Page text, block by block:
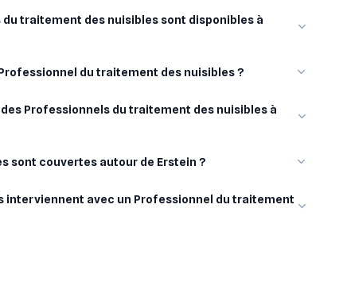
traitement des nuisibles sont disponibles à
du traitement des nuisibles ?
Professionnels du traitement des nuisibles à
sont couvertes autour de Erstein ?
interviennent avec un Professionnel du traitement